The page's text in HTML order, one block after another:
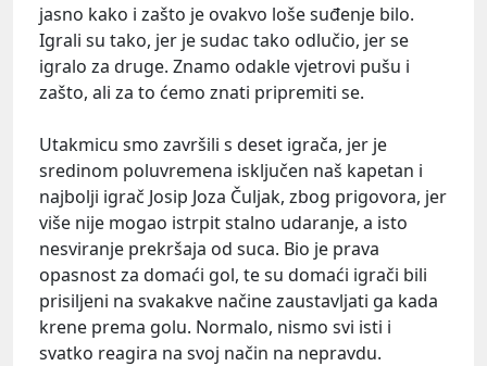
jasno kako i zašto je ovakvo loše suđenje bilo.
Igrali su tako, jer je sudac tako odlučio, jer se
igralo za druge. Znamo odakle vjetrovi pušu i
zašto, ali za to ćemo znati pripremiti se.
Utakmicu smo završili s deset igrača, jer je
sredinom poluvremena isključen naš kapetan i
najbolji igrač Josip Joza Čuljak, zbog prigovora, jer
više nije mogao istrpit stalno udaranje, a isto
nesviranje prekršaja od suca. Bio je prava
opasnost za domaći gol, te su domaći igrači bili
prisiljeni na svakakve načine zaustavljati ga kada
krene prema golu. Normalo, nismo svi isti i
svatko reagira na svoj način na nepravdu.